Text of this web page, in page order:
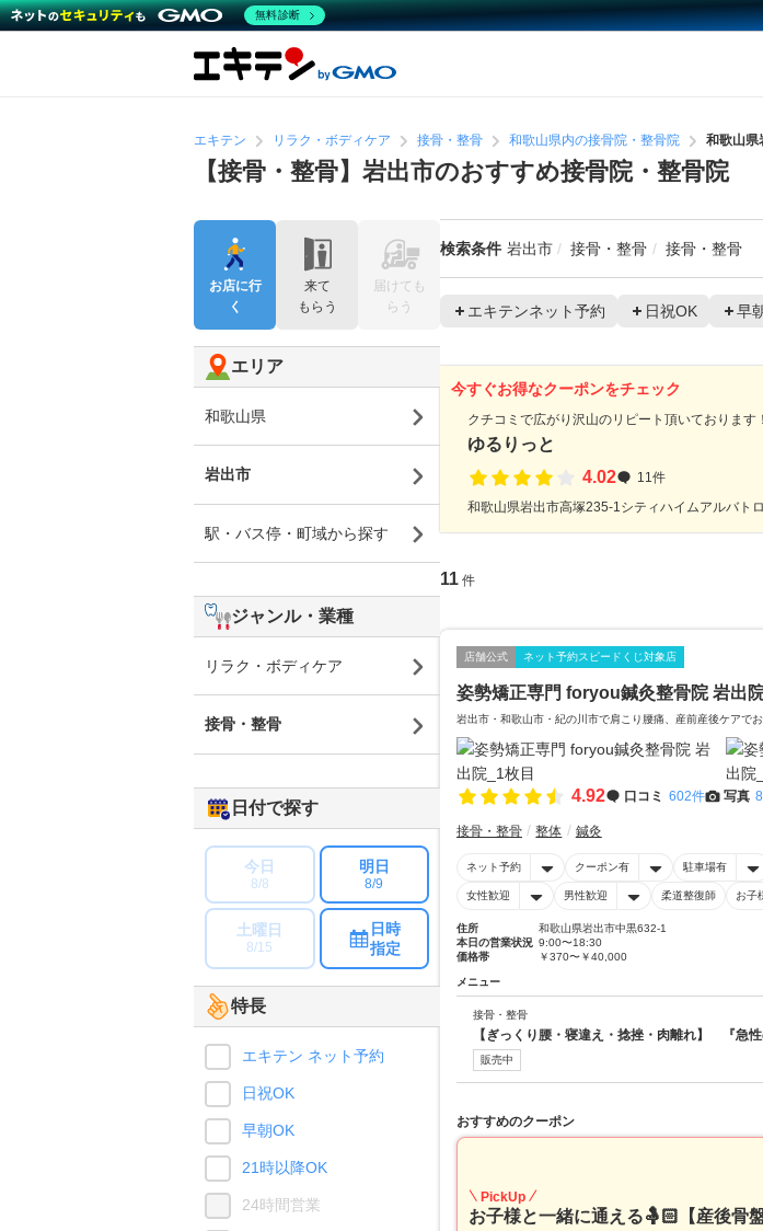
エキテン リラク・ボディケア 接骨・整骨 和歌山県内の接骨院・整骨院 和歌山県
【接骨・整骨】岩出市のおすすめ接骨院・整骨院
検索条件 岩出市 接骨・整骨 接骨・整骨
エキテンネット予約 日祝OK 早
今すぐお得なクーポンをチェック
クチコミで広がり沢山のリピート頂いております！
ゆるりっと
4.02
11件
和歌山県岩出市高塚235-1シティハイムアルバト
11 件
店舗公式 ネット予約スピードくじ対象店
姿勢矯正専門 foryou鍼灸整骨院 岩出
岩出市・和歌山市・紀の川市で肩こり腰痛、産前産後ケアで
4.92 口コミ 602件 写真
接骨・整骨 整体 鍼灸
ネット予約 クーポン有 駐車場有
女性歓迎 男性歓迎 柔道整復師 お子
住所
和歌山県岩出市中黒632-1
本日の営業状況 9:00〜18:30
価格帯
￥370〜￥40,000
メニュー
接骨・整骨
【ぎっくり腰・寝違え・捻挫・肉離れ】 『急
販売中
おすすめのクーポン
PickUp
お子様と一緒に通える🤱🏻【産後骨
お店に行
く
来て
もらう
届けても
らう
エリア
和歌山県
岩出市
駅・バス停・町域から探す
ジャンル・業種
リラク・ボディケア
接骨・整骨
日付で探す
今日
8/8
明日
8/9
土曜日
8/15
日時
指定
特長
エキテン ネット予約
日祝OK
早朝OK
21時以降OK
24時間営業
無料診断